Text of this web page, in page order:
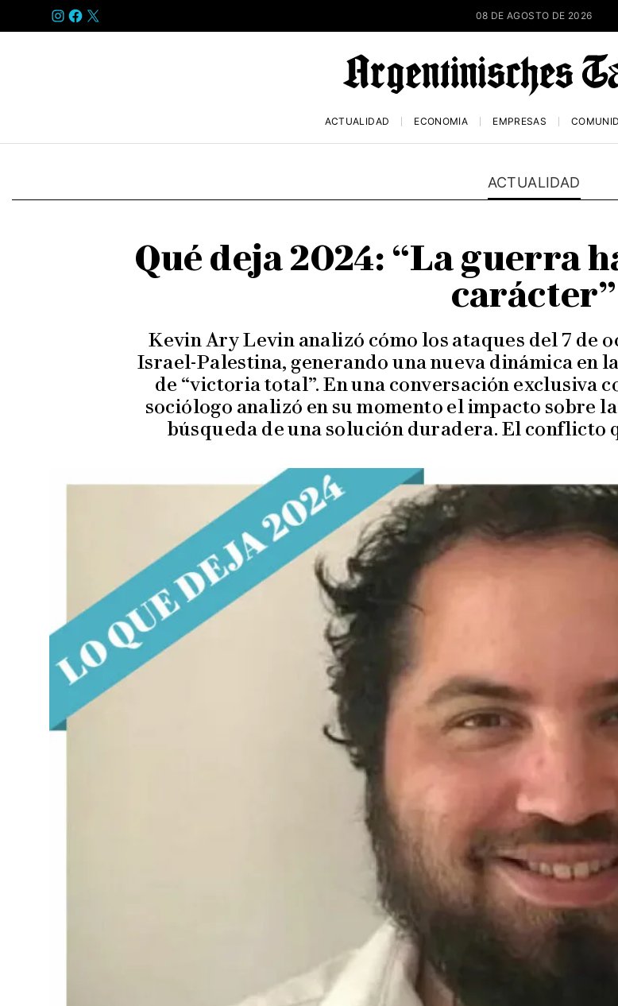
INSTAGRAM
FACEBOOK
X 08 DE AGOSTO DE 2026
ACTUALIDAD ECONOMÍA EMPRESAS
ACTUALIDAD
Qué deja 2024: “La guerra
carácter”
Kevin Ary Levin analizó cómo los ataques del 7
Israel-Palestina, generando una nueva dinámica en
de “victoria total”. En una conversación exclusiva
sociólogo analizó en su momento el impacto sobre
búsqueda de una solución duradera. El conflicto